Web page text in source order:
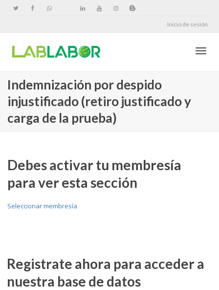
Inicio de sesión
Indemnización por despido
injustificado (retiro justificado y
carga de la prueba)
Debes activar tu membresía
para ver esta sección
Seleccionar membresía
Registrate ahora para acceder a
nuestra base de datos